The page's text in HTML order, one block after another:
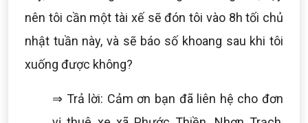
nên tôi cần một tài xế sẽ đón tôi vào 8h tối chủ
nhật tuần này, và sẽ báo số khoang sau khi tôi
xuống được không?
⇒ Trả lời: Cảm ơn bạn đã liên hệ cho đơn